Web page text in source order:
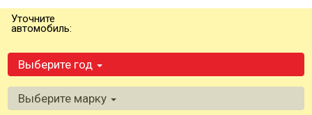
Уточните
автомобиль:
Выберите год
Выберите марку